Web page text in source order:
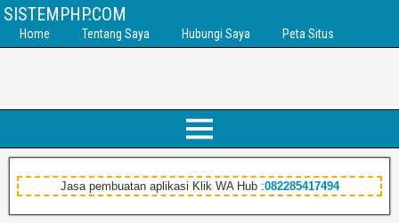
SISTEMPHP.COM
Home Tentang Saya Hubungi Saya Peta Situs
Jasa pembuatan aplikasi Klik WA Hub :082285417494